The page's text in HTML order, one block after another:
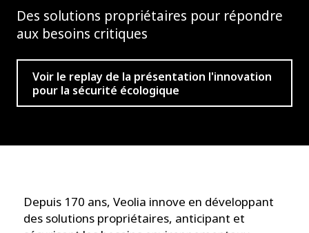
Des solutions propriétaires pour répondre
aux besoins critiques
Voir le replay de la présentation l'innovation
pour la sécurité écologique
Depuis 170 ans, Veolia innove en développant
des solutions propriétaires, anticipant et